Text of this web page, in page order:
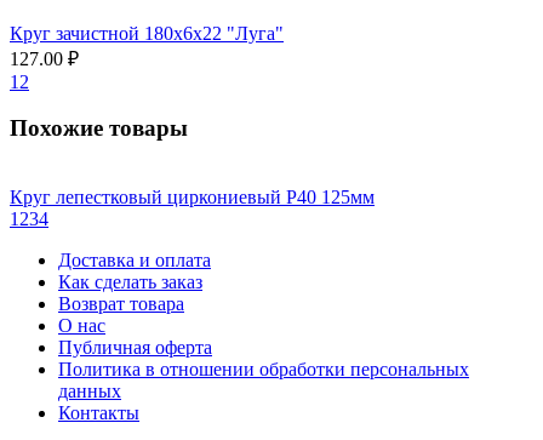
Круг зачистной 180х6х22 "Луга"
127.00 ₽
1 2
Похожие товары
Круг лепестковый циркониевый Р40 125мм
1 234
Доставка и оплата
Как сделать заказ
Возврат товара
О нас
Публичная оферта
Политика в отношении обработки персональных
данных
Контакты